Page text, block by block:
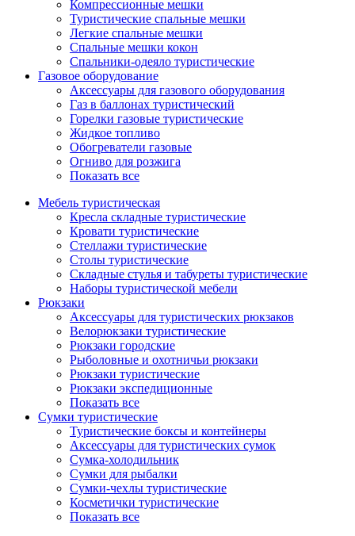
Компрессионные мешки
Туристические спальные мешки
Легкие спальные мешки
Спальные мешки кокон
Спальники-одеяло туристические
Газовое оборудование
Аксессуары для газового оборудования
Газ в баллонах туристический
Горелки газовые туристические
Жидкое топливо
Обогреватели газовые
Огниво для розжига
Показать все
Мебель туристическая
Кресла складные туристические
Кровати туристические
Стеллажи туристические
Столы туристические
Складные стулья и табуреты туристические
Наборы туристической мебели
Рюкзаки
Аксессуары для туристических рюкзаков
Велорюкзаки туристические
Рюкзаки городские
Рыболовные и охотничьи рюкзаки
Рюкзаки туристические
Рюкзаки экспедиционные
Показать все
Сумки туристические
Туристические боксы и контейнеры
Аксессуары для туристических сумок
Сумка-холодильник
Сумки для рыбалки
Сумки-чехлы туристические
Косметички туристические
Показать все